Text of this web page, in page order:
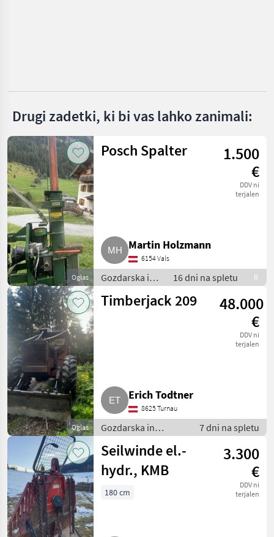
Prikaži
vse
(39)
MARKETPLACE
Marketplace
Ponudbe
trgovcev oglasi
Drugi zadetki, ki bi vas lahko zanimali:
Oglas
Posch Spalter
1.500
€
DDV ni
terjalen
Martin Holzmann
6154 Vals
Gozdarska in
lesarska
mehanizacija /
16 dni na spletu R
Oglas
Timberjack 209
48.000
€
DDV ni
terjalen
Erich Todtner
8625 Turnau
Gozdarska in
lesarska
mehanizacija / Druga
gozdarska in
lesarska
mehanizacija
7 dni na spletu
Seilwinde el.-
hydr., KMB
3.300
€
DDV ni
terjalen
180 cm